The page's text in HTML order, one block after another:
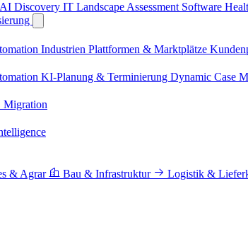
AI Discovery IT Landscape Assessment Software
Industrien Plattformen & Marktplätze
KI-Planung & Terminierung Dynamic Case
Migration
& Agrar Bau & Infrastruktur Logistik &